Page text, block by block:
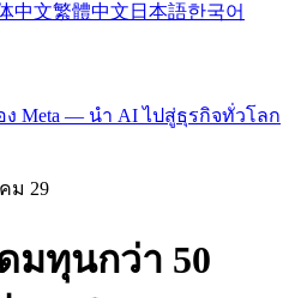
中文繁體中文 日本語한국어
Meta — นำ AI ไปสู่ธุรกิจทั่วโลก
ม 29
ทุนกว่า 50